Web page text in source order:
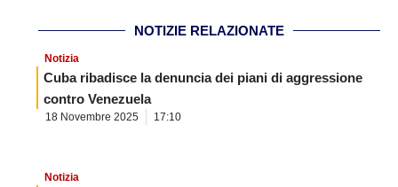
NOTIZIE RELAZIONATE
Notizia
Cuba ribadisce la denuncia dei piani di aggressione
contro Venezuela
18 Novembre 2025 17:10
Notizia